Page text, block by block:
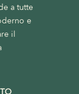
a tutte
e
il